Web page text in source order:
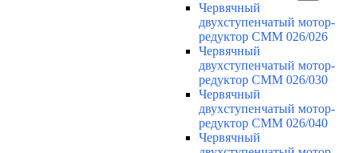
Червячный
двухступенчатый мотор-
редуктор CMM 026/026
Червячный
двухступенчатый мотор-
редуктор CMM 026/030
Червячный
двухступенчатый мотор-
редуктор CMM 026/040
Червячный